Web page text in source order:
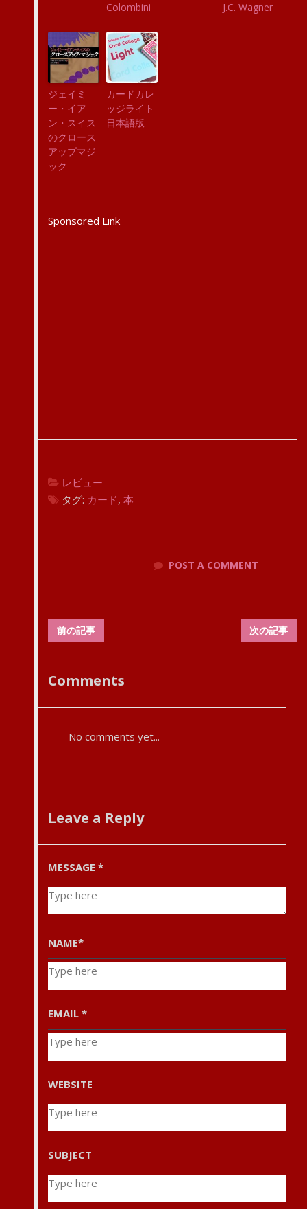
Colombini
J.C. Wagner
ジェイミ
ー・イア
ン・スイス
のクロース
アップマジ
ック
カードカレ
ッジライト
日本語版
Sponsored Link
レビュー
タグ: カード, 本
POST A COMMENT
前の記事 次の記事
Comments
No comments yet...
Leave a Reply
MESSAGE *
NAME*
EMAIL *
WEBSITE
SUBJECT